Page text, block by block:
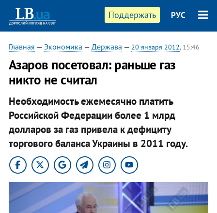
Поддержать РУС
Главная — Экономика — Держава — 20 января 2012, 15:46
Азаров посетовал: раньше газ
никто не считал
Необходимость ежемесячно платить
Российской Федерации более 1 млрд
долларов за газ привела к дефициту
торгового баланса Украины в 2011 году.